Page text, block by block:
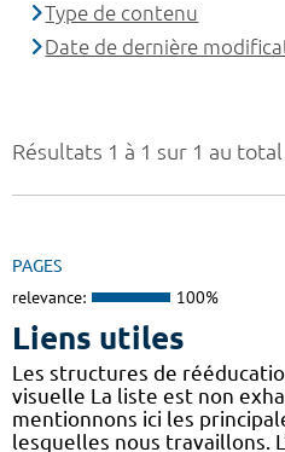
Résultats 1 à 1 sur 1 au total
PAGES
relevance: 100%
Liens utiles
Les structures de
visuelle La liste est non
mentionnons ici les
lesquelles nous travaillons.
Type de contenu
Date de dernière